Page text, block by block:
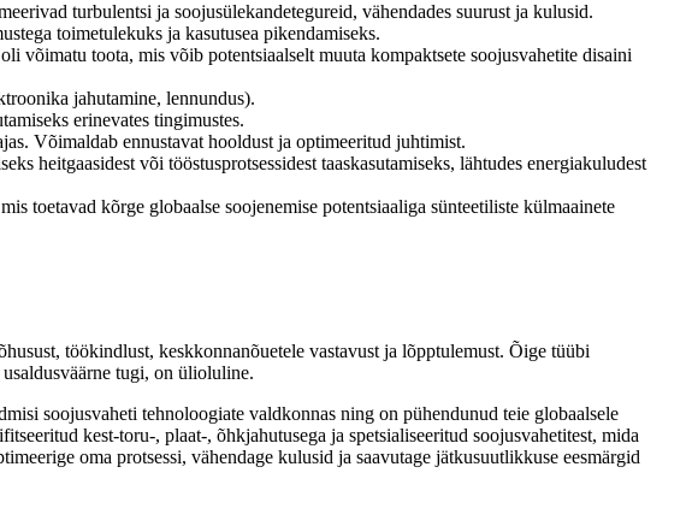
turbulentsi ja soojusülekandetegureid, vähendades suurust ja kulusid.
toimetulekuks ja kasutusea pikendamiseks.
toota, mis võib potentsiaalselt muuta kompaktsete soojusvahetite disaini
jahutamine, lennundus).
erinevates tingimustes.
Võimaldab ennustavat hooldust ja optimeeritud juhtimist.
heitgaasidest või tööstusprotsessidest taaskasutamiseks, lähtudes energiakuludest
toetavad kõrge globaalse soojenemise potentsiaaliga sünteetiliste külmaainete
töökindlust, keskkonnanõuetele vastavust ja lõpptulemust. Õige tüübi
tugi, on ülioluline.
soojusvaheti tehnoloogiate valdkonnas ning on pühendunud teie globaalsele
kest-toru-, plaat-, õhkjahutusega ja spetsialiseeritud soojusvahetitest, mida
oma protsessi, vähendage kulusid ja saavutage jätkusuutlikkuse eesmärgid